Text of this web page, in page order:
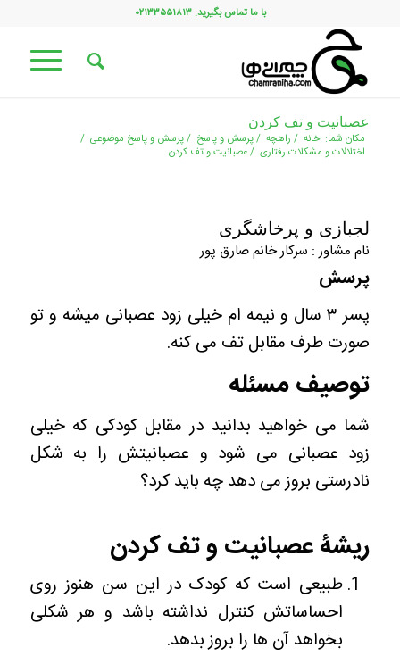
با ما تماس بگیرید: ۰۲۱۳۳۵۵۱۸۱۳
عصبانیت و تف کردن
مکان شما: خانه / راهچه /پرسش و پاسخ /پرسش و پاسخ موضوعی /
اختلالات و مشکلات رفتاری /عصبانیت و تف کردن
لجبازی و پرخاشگری
نام مشاور : سرکار خانم صارق پور
پرسش
پسر ۳ سال و نیمه ام خیلی زود عصبانی میشه و تو
صورت طرف مقابل تف می کنه.
توصیف مسئله
شما می خواهید بدانید در مقابل کودکی که خیلی
زود عصبانی می شود و عصبانیتش را به شکل
نادرستی بروز می دهد چه باید کرد؟
ریشۀ عصبانیت و تف کردن
طبیعی است که کودک در این سن هنوز روی
احساساتش کنترل نداشته باشد و هر شکلی
بخواهد آن ها را بروز بدهد.